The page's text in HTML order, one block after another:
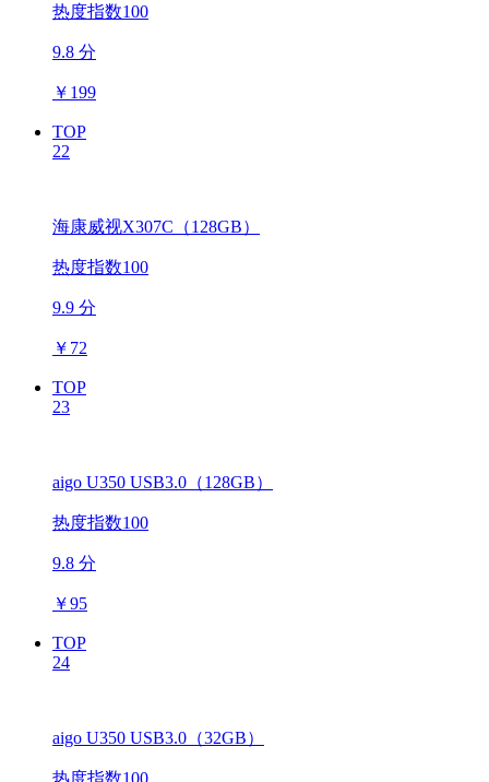
热度指数100
9.8 分
￥ 199
TOP
22
海康威视X307C（128GB）
热度指数100
9.9 分
￥ 72
TOP
23
aigo U350 USB3.0（128GB）
热度指数100
9.8 分
￥95
TOP
24
aigo U350 USB3.0（32GB）
热度指数100